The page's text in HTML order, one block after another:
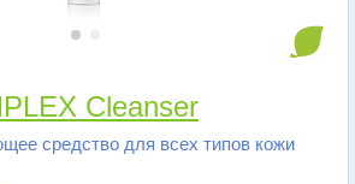
Cleanser
средство для всех типов кожи